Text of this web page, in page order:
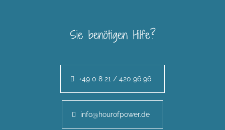
Sie benötigen Hilfe?
+49 0 8 21 / 420 96 96
info@hourofpower.de